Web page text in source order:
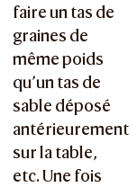
faire un tas de
graines de
même poids
qu’un tas de
sable déposé
antérieurement
sur la table,
etc. Une fois